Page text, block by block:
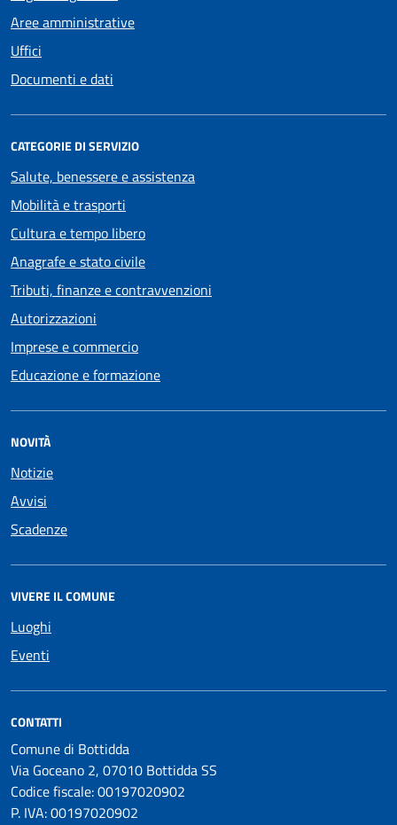
Aree amministrative
Uffici
Documenti e dati
CATEGORIE DI SERVIZIO
Salute, benessere e assistenza
Mobilità e trasporti
Cultura e tempo libero
Anagrafe e stato civile
Tributi, finanze e contravvenzioni
Autorizzazioni
Imprese e commercio
Educazione e formazione
NOVITÀ
Notizie
Avvisi
Scadenze
VIVERE IL COMUNE
Luoghi
Eventi
CONTATTI
Comune di Bottidda
Via Goceano 2, 07010 Bottidda SS
Codice fiscale: 00197020902
P. IVA: 00197020902